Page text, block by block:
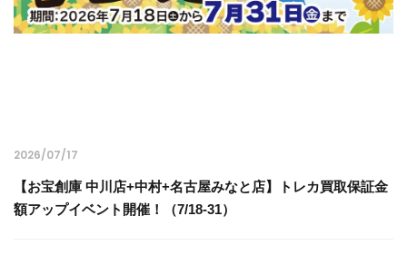
2026/07/17
【お宝創庫 中川店+中村+名古屋みなと店】トレカ買取保証金
額アップイベント開催！（7/18-31）